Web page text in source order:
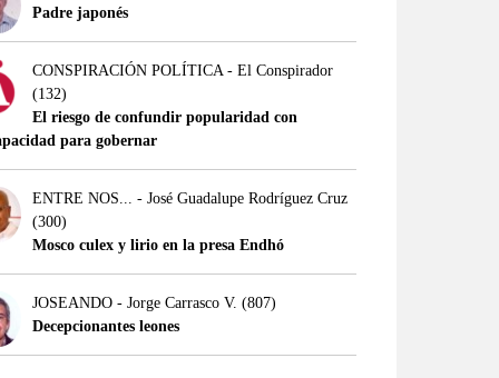
Padre japonés
CONSPIRACIÓN POLÍTICA - El Conspirador
(132)
El riesgo de confundir popularidad con
para gobernar
ENTRE NOS... - José Guadalupe Rodríguez Cruz
(300)
Mosco culex y lirio en la presa Endhó
JOSEANDO - Jorge Carrasco V. (807)
Decepcionantes leones